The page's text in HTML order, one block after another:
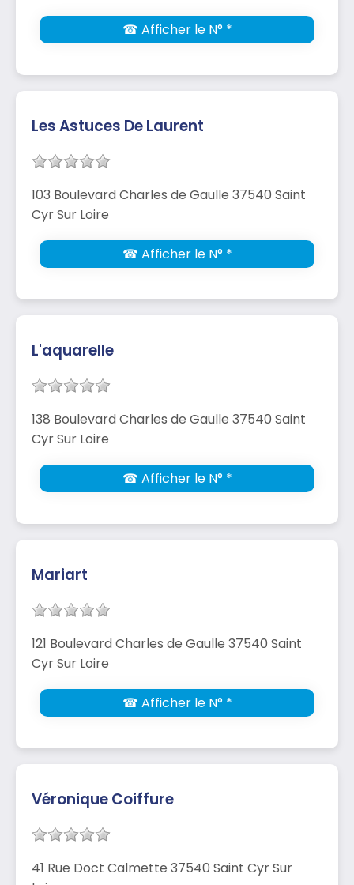
☎ Afficher le N° *
Les Astuces De Laurent
103 Boulevard Charles de Gaulle 37540 Saint
Cyr Sur Loire
☎ Afficher le N° *
L'aquarelle
138 Boulevard Charles de Gaulle 37540 Saint
Cyr Sur Loire
☎ Afficher le N° *
Mariart
121 Boulevard Charles de Gaulle 37540 Saint
Cyr Sur Loire
☎ Afficher le N° *
Véronique Coiffure
41 Rue Doct Calmette 37540 Saint Cyr Sur